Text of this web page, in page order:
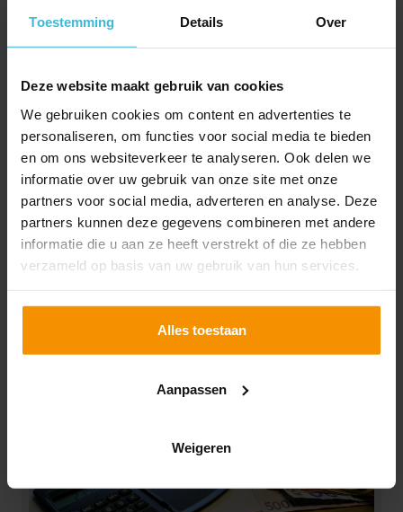
Toestemming Details Over
Deze website maakt gebruik van cookies
We gebruiken cookies om content en advertenties te
personaliseren, om functies voor social media te bieden
en om ons websiteverkeer te analyseren. Ook delen we
informatie over uw gebruik van onze site met onze
partners voor social media, adverteren en analyse. Deze
partners kunnen deze gegevens combineren met andere
informatie die u aan ze heeft verstrekt of die ze hebben
verzameld op basis van uw gebruik van hun services.
Alles toestaan
Aanpassen
Weigeren
EHerkenning 3 voor
aanvragen TVL vanaf 12
april
02-04-2021
Wanneer je als ondernemer de TVL wilt aanvragen
met eHerkenning, heb je vanaf 12 april eHerkenning
niveau 3 nodig. Niveau 3 heeft een hoger